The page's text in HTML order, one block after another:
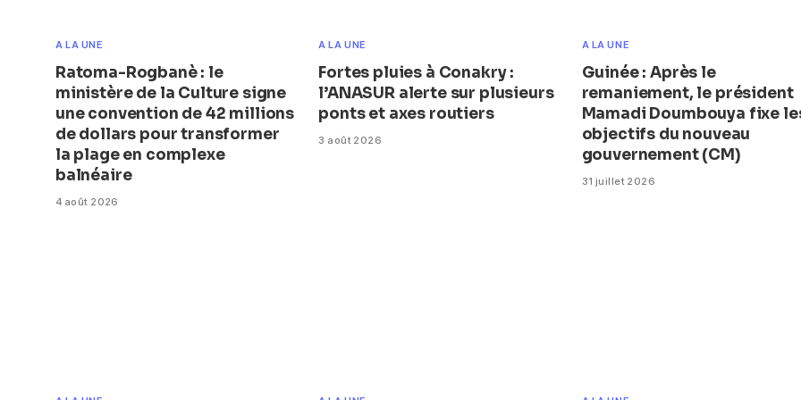
A LA UNE
Ratoma-Rogbanè : le
ministère de la Culture signe
une convention de 42 millions
de dollars pour transformer
la plage en complexe
balnéaire
4 août 2026
A LA UNE
Fortes pluies à Conakry :
l’ANASUR alerte sur plusieurs
ponts et axes routiers
3 août 2026
A LA UNE
Guinée : Après le
remaniement, le président
Mamadi Doumbouya fixe
objectifs du nouveau
gouvernement (CM)
31 juillet 2026